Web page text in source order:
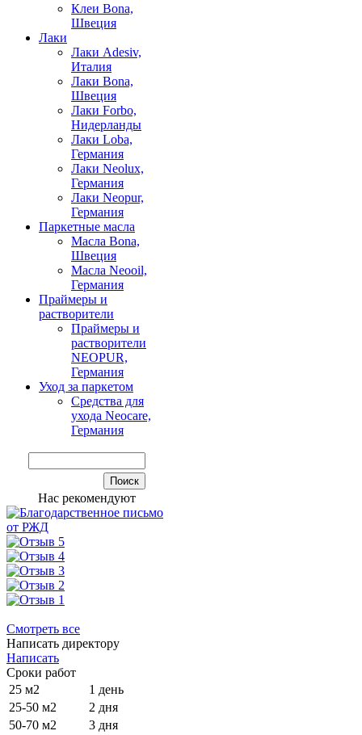
Клеи Bona,
Швеция
Лаки
Лаки Adesiv,
Италия
Лаки Bona,
Швеция
Лаки Forbo,
Нидерланды
Лаки Loba,
Германия
Лаки Neolux,
Германия
Лаки Neopur,
Германия
Паркетные масла
Масла Bona,
Швеция
Масла Neooil,
Германия
Праймеры и
растворители
Праймеры и
растворители
NEOPUR,
Германия
Уход за паркетом
Средства для
ухода Neocare,
Германия
Нас рекомендуют
Смотреть все
Написать директору
Написать
Сроки работ
25 м2
1 день
25-50 м2
2 дня
50-70 м2
3 дня